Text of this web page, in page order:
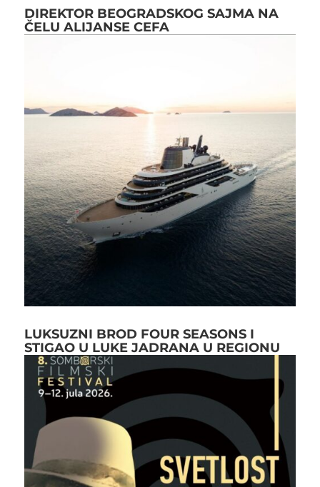
DIREKTOR BEOGRADSKOG SAJMA NA
ČELU ALIJANSE CEFA
LUKSUZNI BROD FOUR SEASONS I
STIGAO U LUKE JADRANA U REGIONU